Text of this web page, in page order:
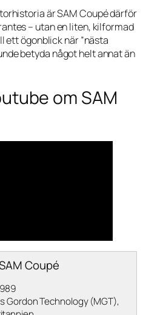
är SAM Coupé därför
– utan en liten, kilformad
ett ögonblick när ”nästa
betyda något helt annat än
om SAM
Coupé
Gordon Technology (MGT),